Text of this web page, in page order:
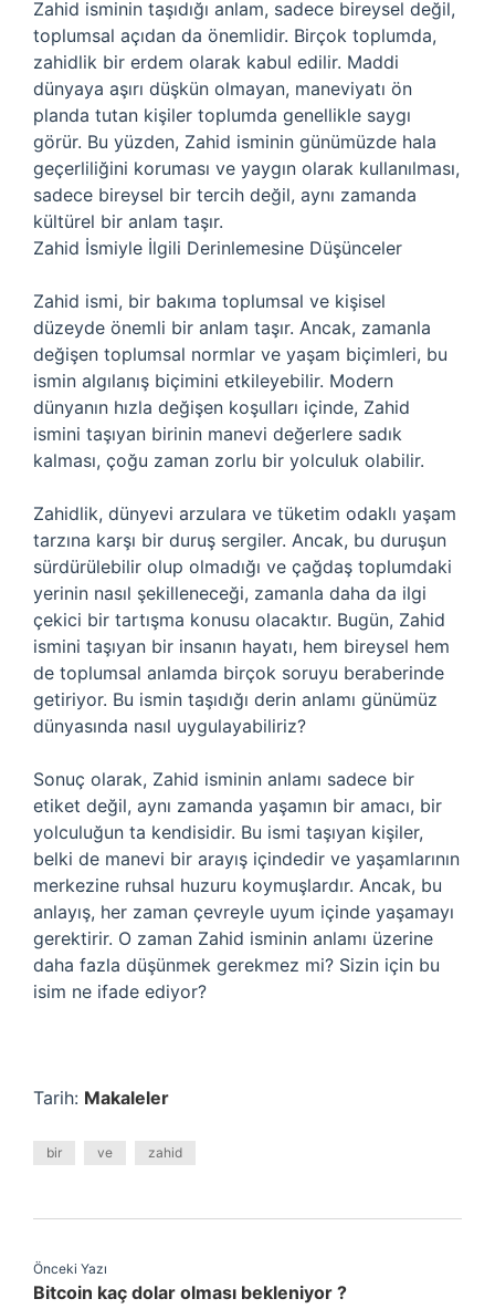
Zahid isminin taşıdığı anlam, sadece bireysel değil,
toplumsal açıdan da önemlidir. Birçok toplumda,
zahidlik bir erdem olarak kabul edilir. Maddi
dünyaya aşırı düşkün olmayan, maneviyatı ön
planda tutan kişiler toplumda genellikle saygı
görür. Bu yüzden, Zahid isminin günümüzde hala
geçerliliğini koruması ve yaygın olarak kullanılması,
sadece bireysel bir tercih değil, aynı zamanda
kültürel bir anlam taşır.
Zahid İsmiyle İlgili Derinlemesine Düşünceler
Zahid ismi, bir bakıma toplumsal ve kişisel
düzeyde önemli bir anlam taşır. Ancak, zamanla
değişen toplumsal normlar ve yaşam biçimleri, bu
ismin algılanış biçimini etkileyebilir. Modern
dünyanın hızla değişen koşulları içinde, Zahid
ismini taşıyan birinin manevi değerlere sadık
kalması, çoğu zaman zorlu bir yolculuk olabilir.
Zahidlik, dünyevi arzulara ve tüketim odaklı yaşam
tarzına karşı bir duruş sergiler. Ancak, bu duruşun
sürdürülebilir olup olmadığı ve çağdaş toplumdaki
yerinin nasıl şekilleneceği, zamanla daha da ilgi
çekici bir tartışma konusu olacaktır. Bugün, Zahid
ismini taşıyan bir insanın hayatı, hem bireysel hem
de toplumsal anlamda birçok soruyu beraberinde
getiriyor. Bu ismin taşıdığı derin anlamı günümüz
dünyasında nasıl uygulayabiliriz?
Sonuç olarak, Zahid isminin anlamı sadece bir
etiket değil, aynı zamanda yaşamın bir amacı, bir
yolculuğun ta kendisidir. Bu ismi taşıyan kişiler,
belki de manevi bir arayış içindedir ve yaşamlarının
merkezine ruhsal huzuru koymuşlardır. Ancak, bu
anlayış, her zaman çevreyle uyum içinde yaşamayı
gerektirir. O zaman Zahid isminin anlamı üzerine
daha fazla düşünmek gerekmez mi? Sizin için bu
isim ne ifade ediyor?
Tarih: Makaleler
bir ve zahid
Önceki Yazı
Bitcoin kaç dolar olması bekleniyor ?